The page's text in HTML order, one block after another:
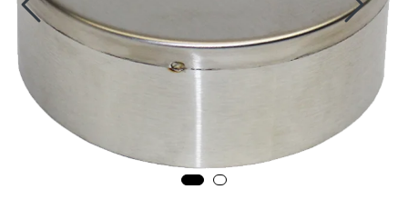
Motor/Styring
Fortøyning
Fritid/Sikkerhet